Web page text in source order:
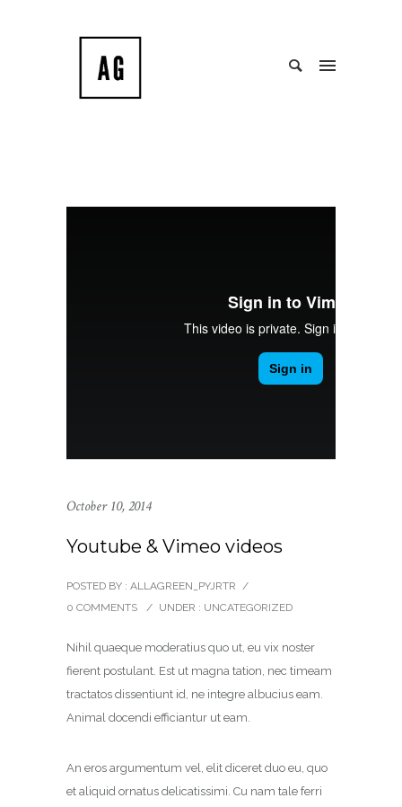
October 10, 2014
Youtube & Vimeo videos
POSTED BY : ALLAGREEN_PYJRTR /
0 COMMENTS
/ UNDER : UNCATEGORIZED
Nihil quaeque moderatius quo ut, eu vix noster
fierent postulant. Est ut magna tation, nec timeam
tractatos dissentiunt id, ne integre albucius eam.
Animal docendi efficiantur ut eam.
An eros argumentum vel, elit diceret duo eu, quo
et aliquid ornatus delicatissimi. Cu nam tale ferri